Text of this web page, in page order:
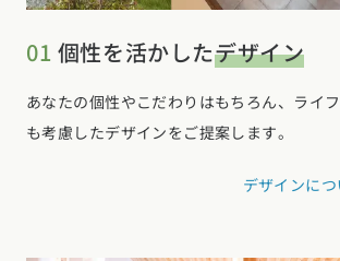
01 個性を活かしたデザイン
あなたの個性やこだわりはもちろん、ライ
も考慮したデザインをご提案します。
デザインに